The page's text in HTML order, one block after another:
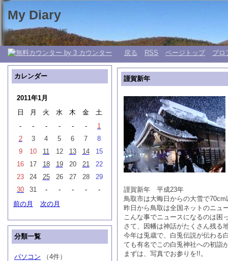
My Diary
日々の生活 My 日記帳。
戻る RSS ページトップ プロ
謹賀新年
謹賀新年 平成23年
鳥取市は大晦日からの大雪で
昨日から鳥取は全国ネットのニュ
こんな事でニュースになるのは困
さて、因幡は神話がたくさん残る
今年は兎歳で、白兎伝説が伝わる
ても有名でこの白兎神社への初詣
まずは、写真でお参りを!!。
カレンダー
2011年1月
日
月 火 水 木 金
土
-
- - - - -
1
2
3 4 5 6 7
8
9
10 11 12 13 14
15
16
17 18 19 20 21
22
23
24 25 26 27 28
29
30
31 - - - -
-
前の月
次の月
分類一覧
パソコン （4件）